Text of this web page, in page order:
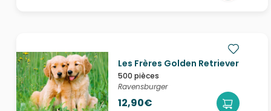
Les Frères Golden Retriever
500 pièces
Ravensburger
12,90€